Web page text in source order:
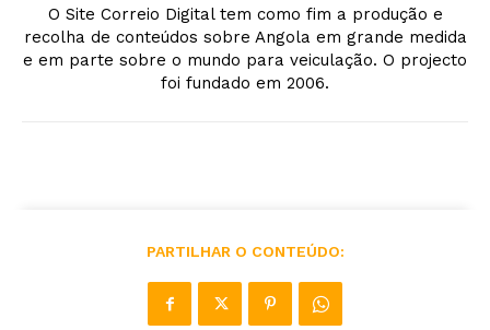
O Site Correio Digital tem como fim a produção e
recolha de conteúdos sobre Angola em grande medida
e em parte sobre o mundo para veiculação. O projecto
foi fundado em 2006.
PARTILHAR O CONTEÚDO: